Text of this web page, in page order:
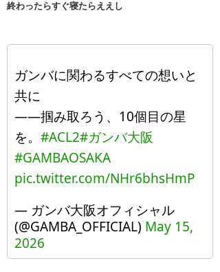
終わったらすぐ寝たらええし
ガンバに関わるすべての想いと
共に
——掴み取ろう、10個目の星
を。 #ACL2#ガンバ大阪
#GAMBAOSAKA
pic.twitter.com/NHr6bhsHmP
— ガンバ大阪オフィシャル
(@GAMBA_OFFICIAL) May 15,
2026